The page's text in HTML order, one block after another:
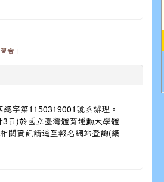
會」
字第1150319001號函辦理。
日)於國立臺灣體育運動大學體
關資訊請逕至報名網站查詢(網